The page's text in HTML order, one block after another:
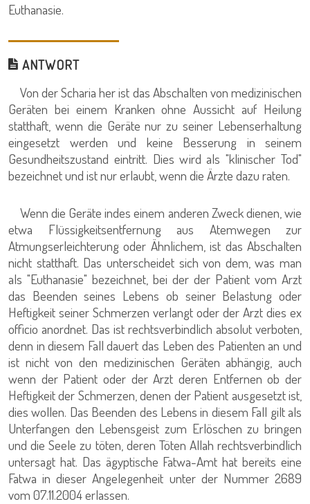
Euthanasie.
ANTWORT
Von der Scharia her ist das Abschalten von medizinischen
Geräten bei einem Kranken ohne Aussicht auf Heilung
statthaft, wenn die Geräte nur zu seiner Lebenserhaltung
eingesetzt werden und keine Besserung in seinem
Gesundheitszustand eintritt. Dies wird als "klinischer Tod"
bezeichnet und ist nur erlaubt, wenn die Ärzte dazu raten.
Wenn die Geräte indes einem anderen Zweck dienen, wie
etwa Flüssigkeitsentfernung aus Atemwegen zur
Atmungserleichterung oder Ähnlichem, ist das Abschalten
nicht statthaft. Das unterscheidet sich von dem, was man
als "Euthanasie" bezeichnet, bei der der Patient vom Arzt
das Beenden seines Lebens ob seiner Belastung oder
Heftigkeit seiner Schmerzen verlangt oder der Arzt dies ex
officio anordnet. Das ist rechtsverbindlich absolut verboten,
denn in diesem Fall dauert das Leben des Patienten an und
ist nicht von den medizinischen Geräten abhängig, auch
wenn der Patient oder der Arzt deren Entfernen ob der
Heftigkeit der Schmerzen, denen der Patient ausgesetzt ist,
dies wollen. Das Beenden des Lebens in diesem Fall gilt als
Unterfangen den Lebensgeist zum Erlöschen zu bringen
und die Seele zu töten, deren Töten Allah rechtsverbindlich
untersagt hat. Das ägyptische Fatwa-Amt hat bereits eine
Fatwa in dieser Angelegenheit unter der Nummer 2689
vom 07.11.2004 erlassen.